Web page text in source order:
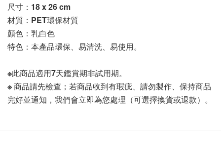
尺寸： 18 x 26 cm
材質：PET環保材質
顏色：乳白色
特色：本產品環保、易清洗、易使用。
※此商品適用7天鑑賞期非試用期。
※ 商品請先檢查；若商品收到有瑕疵、請勿製作、保持商品
完好並通知，我們會立即為您處理（可選擇換貨或退款）。